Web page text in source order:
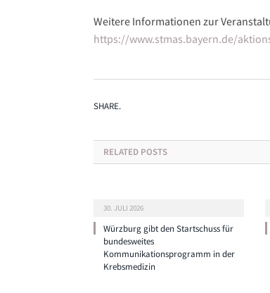
Weitere Informationen zur
https://www.stmas.bayern.de/
SHARE.
RELATED POSTS
30. JULI 2026
Würzburg gibt den Startschuss für
bundesweites
Kommunikationsprogramm in der
Krebsmedizin